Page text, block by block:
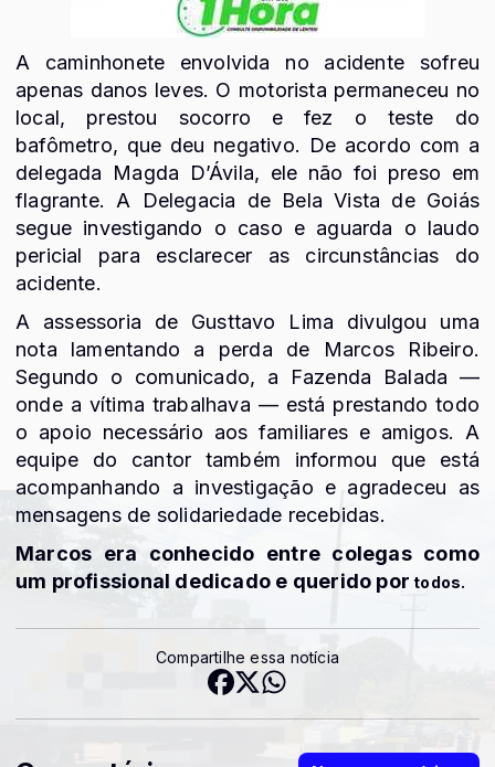
A caminhonete envolvida no acidente sofreu
apenas danos leves. O motorista permaneceu no
local, prestou socorro e fez o teste do
bafômetro, que deu negativo. De acordo com a
delegada Magda D’Ávila, ele não foi preso em
flagrante. A Delegacia de Bela Vista de Goiás
segue investigando o caso e aguarda o laudo
pericial para esclarecer as circunstâncias do
acidente.
A assessoria de Gusttavo Lima divulgou uma
nota lamentando a perda de Marcos Ribeiro.
Segundo o comunicado, a Fazenda Balada —
onde a vítima trabalhava — está prestando todo
o apoio necessário aos familiares e amigos. A
equipe do cantor também informou que está
acompanhando a investigação e agradeceu as
mensagens de solidariedade recebidas.
Marcos era conhecido entre colegas como
um profissional dedicado e querido por todos.
Compartilhe essa notícia